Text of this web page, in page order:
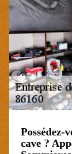
Possédez-
cave ?